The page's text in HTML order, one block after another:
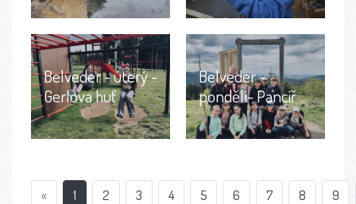
Belveder - úterý -
Gerlova huť
Belveder -
pondělí- Pancíř
« 1 2 3 4 5 6 7 8 9